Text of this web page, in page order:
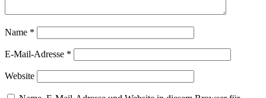
Name *
E-Mail-Adresse *
Website